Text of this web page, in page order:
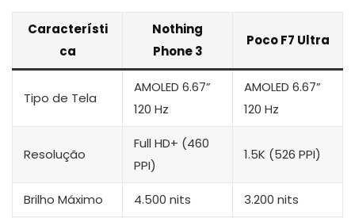
Característi
ca
Nothing
Phone 3
Poco F7 Ultra
Tipo de Tela
AMOLED 6.67”
120 Hz
AMOLED 6.67”
120 Hz
Resolução
Full HD+ (460
PPI)
1.5K (526 PPI)
Brilho Máximo 4.500 nits 3.200 nits